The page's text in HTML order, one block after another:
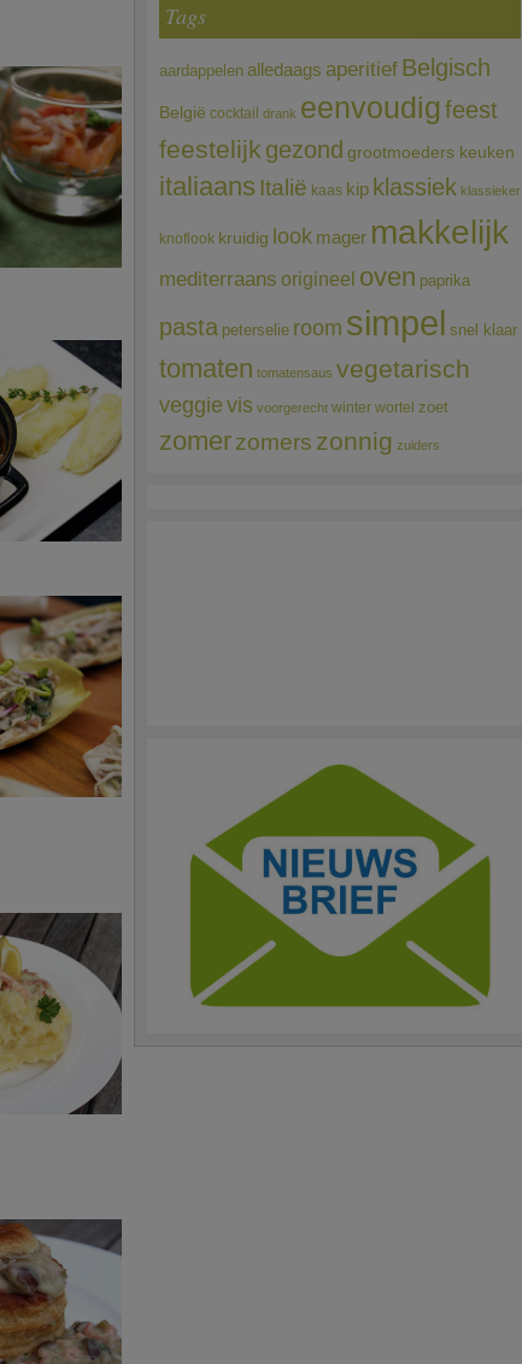
Tags
aardappelen alledaags aperitief Belgisch
België cocktail drank eenvoudigfeest
feestelijk gezond grootmoeders keuken
italiaans Italië kaas kip klassiek klassieker
knoflook kruidig look mager makkelijk
mediterraans origineel oven paprika
pasta peterselie room simpel snel klaar
tomaten tomatensaus vegetarisch
veggie vis voorgerecht winter wortel zoet
zomerzomers zonnig zuiders